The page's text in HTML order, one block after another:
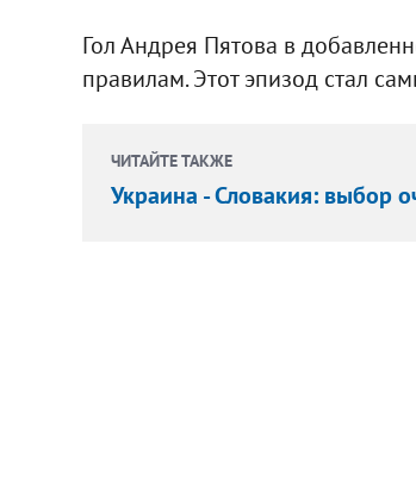
Гол Андрея Пятова в
правилам. Этот эпизод стал
ЧИТАЙТЕ ТАКЖЕ
Украина - Словакия: выбор